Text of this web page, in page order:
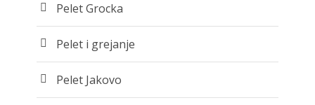
Pelet Grocka
Pelet i grejanje
Pelet Jakovo